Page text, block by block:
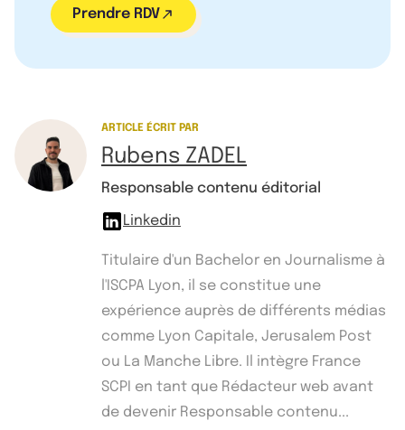
Prendre RDV
ARTICLE ÉCRIT PAR
Rubens ZADEL
Responsable contenu éditorial
Linkedin
Titulaire d'un Bachelor en Journalisme à
l'ISCPA Lyon, il se constitue une
expérience auprès de différents médias
comme Lyon Capitale, Jerusalem Post
ou La Manche Libre. Il intègre France
SCPI en tant que Rédacteur web avant
de devenir Responsable contenu...